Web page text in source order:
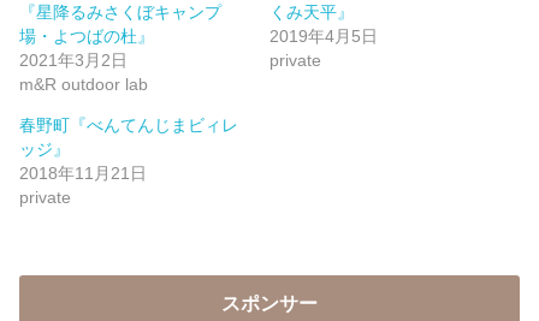
『星降るみさくぼキャンプ
場・よつばの杜』
2021年3月2日
m&R outdoor lab
くみ天平』
2019年4月5日
private
春野町『べんてんじまビィレ
ッジ』
2018年11月21日
private
スポンサー